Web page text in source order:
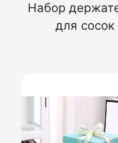
Набор
для сосок